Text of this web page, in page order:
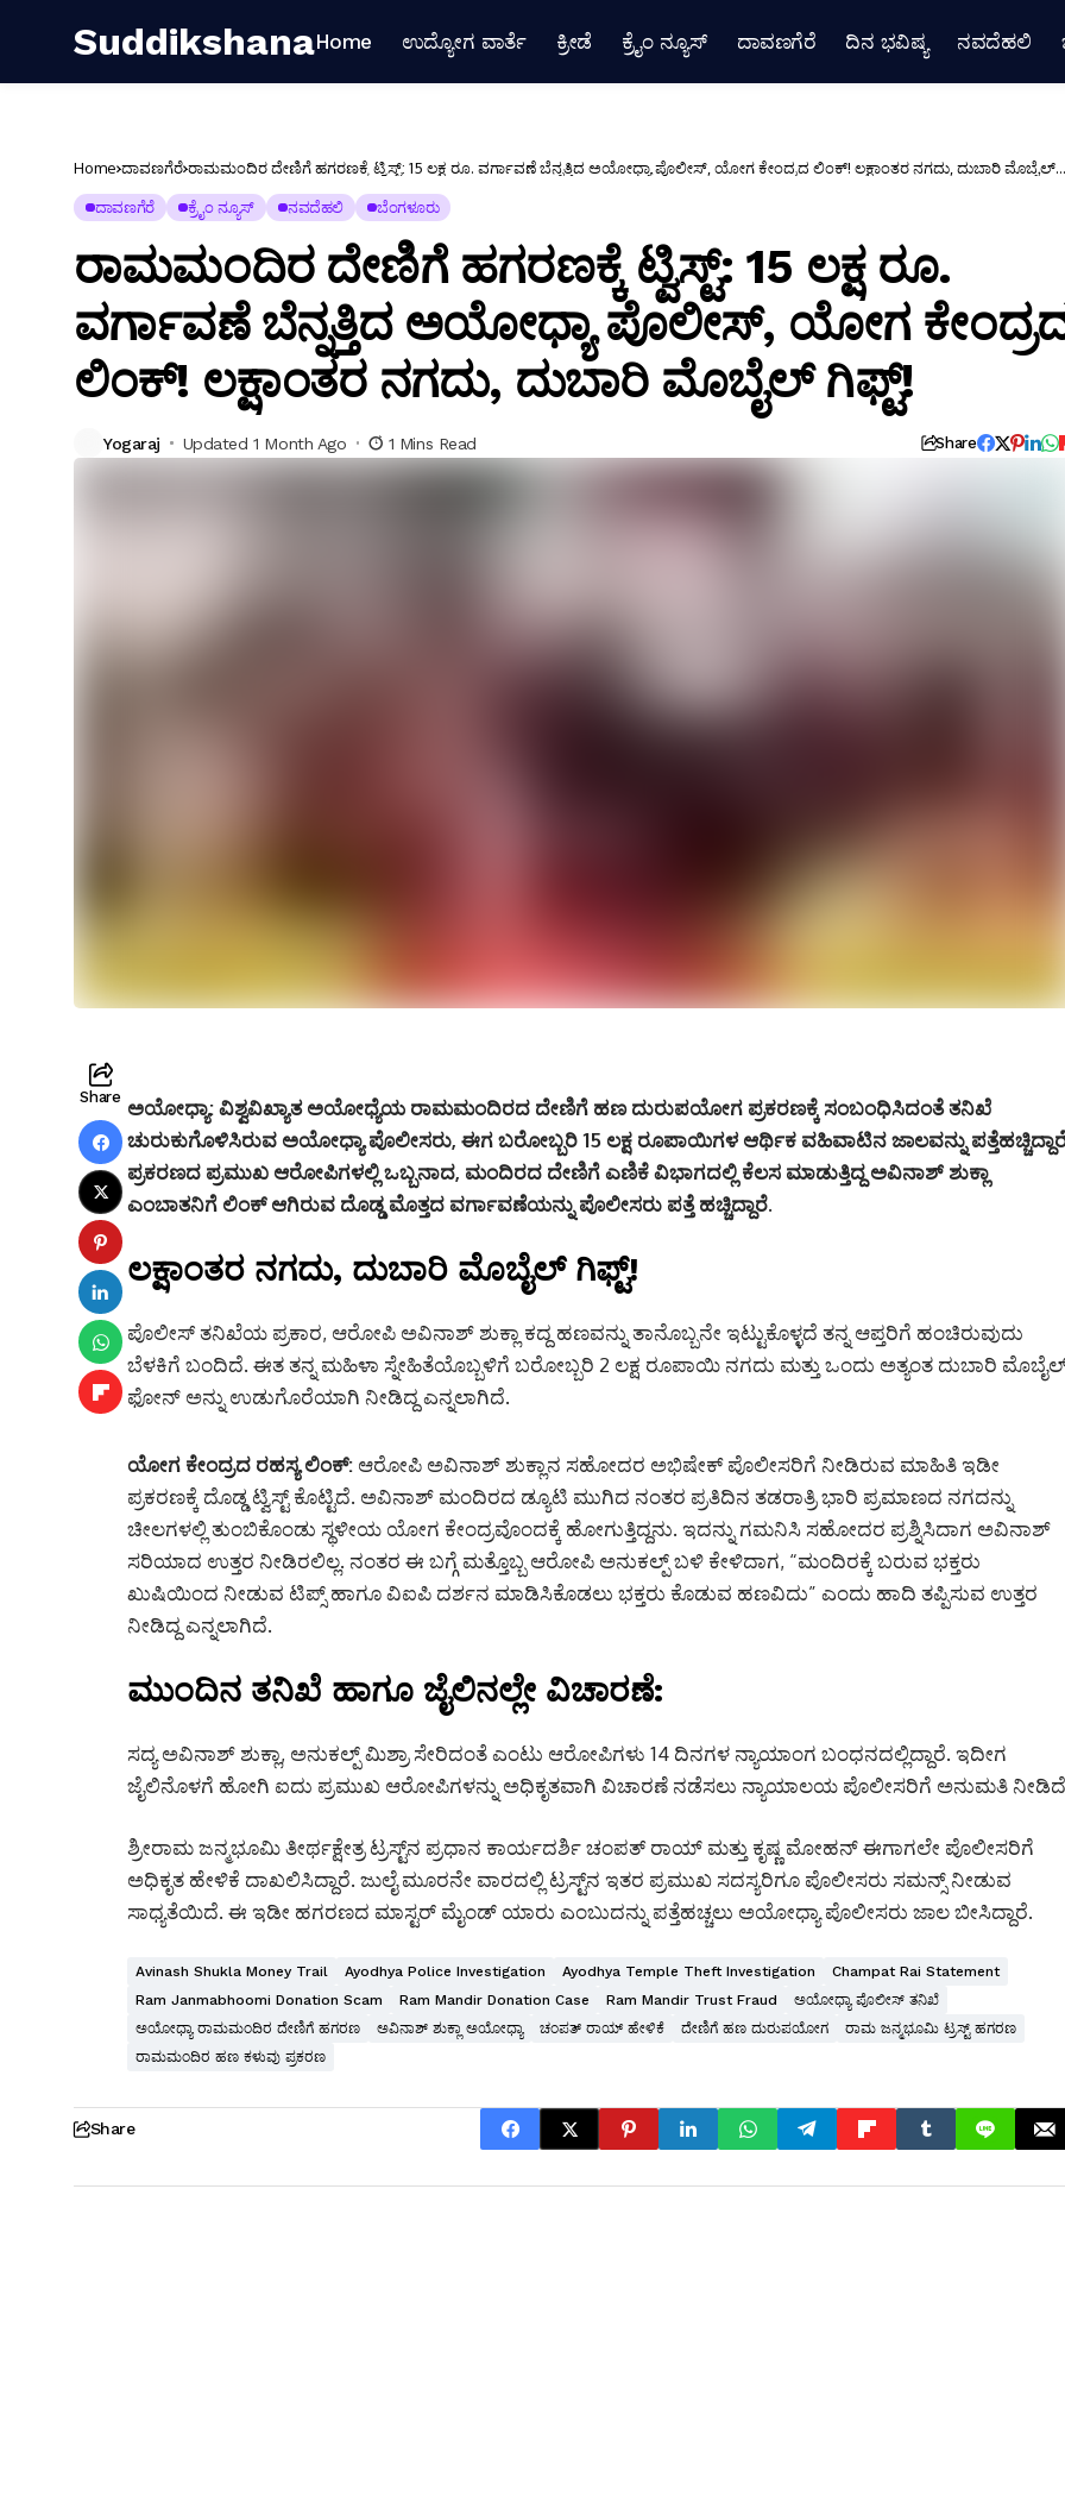
SuddikshanaHome ಉದ್ಯೋಗ ವಾರ್ತೆ ಕ್ರೀಡೆ ಕ್ರೈಂ ನ್ಯೂಸ್ ದಾವಣಗೆರೆ ದಿನ ಭವಿಷ್ಯ ನವದೆಹಲಿ
Home ದಾವಣಗೆರೆ ರಾಮಮಂದಿರ ದೇಣಿಗೆ ಹಗರಣಕ್ಕೆ ಟ್ವಿಸ್ಟ್: 15 ಲಕ್ಷ ರೂ. ವರ್ಗಾವಣೆ ಬೆನ್ನತ್ತಿದ ಅಯೋಧ್ಯಾ ಪೊಲೀಸ್, ಯೋಗ ಕೇಂದ್ರದ ಲಿಂಕ್! ಲಕ್ಷಾಂತರ ನಗದು, ದುಬಾರಿ ಮೊಬೈಲ್
ದಾವಣಗೆರೆ ಕ್ರೈಂ ನ್ಯೂಸ್ ನವದೆಹಲಿ ಬೆಂಗಳೂರು
ರಾಮಮಂದಿರ ದೇಣಿಗೆ ಹಗರಣಕ್ಕೆ ಟ್ವಿಸ್ಟ್: 15 ಲಕ್ಷ ರೂ.
ವರ್ಗಾವಣೆ ಬೆನ್ನತ್ತಿದ ಅಯೋಧ್ಯಾ ಪೊಲೀಸ್, ಯೋಗ
ಲಿಂಕ್! ಲಕ್ಷಾಂತರ ನಗದು, ದುಬಾರಿ ಮೊಬೈಲ್ ಗಿಫ್ಟ್!
Yogaraj Updated 1 Month Ago 1 Mins Read Share
Share ಅಯೋಧ್ಯಾ:ವಿಶ್ವವಿಖ್ಯಾತ ಅಯೋಧ್ಯೆಯ ರಾಮಮಂದಿರದ ದೇಣಿಗೆ ಹಣ ದುರುಪಯೋಗ ಪ್ರಕರಣಕ್ಕೆ ಸಂಬಂಧಿಸಿದಂತೆ ತನಿಖೆ
ಚುರುಕುಗೊಳಿಸಿರುವ ಅಯೋಧ್ಯಾ ಪೊಲೀಸರು, ಈಗ ಬರೋಬ್ಬರಿ 15 ಲಕ್ಷ ರೂಪಾಯಿಗಳ ಆರ್ಥಿಕ ವಹಿವಾಟಿನ ಜಾಲವನ್ನು
ಪ್ರಕರಣದ ಪ್ರಮುಖ ಆರೋಪಿಗಳಲ್ಲಿ ಒಬ್ಬನಾದ, ಮಂದಿರದ ದೇಣಿಗೆ ಎಣಿಕೆ ವಿಭಾಗದಲ್ಲಿ ಕೆಲಸ ಮಾಡುತ್ತಿದ್ದ ಅವಿನಾಶ್ ಶುಕ್ಲಾ
ಎಂಬಾತನಿಗೆ ಲಿಂಕ್ ಆಗಿರುವ ದೊಡ್ಡ ಮೊತ್ತದ ವರ್ಗಾವಣೆಯನ್ನು ಪೊಲೀಸರು ಪತ್ತೆ ಹಚ್ಚಿದ್ದಾರೆ.
ಲಕ್ಷಾಂತರ ನಗದು, ದುಬಾರಿ ಮೊಬೈಲ್ ಗಿಫ್ಟ್!
ಪೊಲೀಸ್ ತನಿಖೆಯ ಪ್ರಕಾರ, ಆರೋಪಿ ಅವಿನಾಶ್ ಶುಕ್ಲಾ ಕದ್ದ ಹಣವನ್ನು ತಾನೊಬ್ಬನೇ ಇಟ್ಟುಕೊಳ್ಳದೆ ತನ್ನ ಆಪ್ತರಿಗೆ ಹಂಚಿರುವುದು
ಬೆಳಕಿಗೆ ಬಂದಿದೆ. ಈತ ತನ್ನ ಮಹಿಳಾ ಸ್ನೇಹಿತೆಯೊಬ್ಬಳಿಗೆ ಬರೋಬ್ಬರಿ 2 ಲಕ್ಷ ರೂಪಾಯಿ ನಗದು ಮತ್ತು ಒಂದು ಅತ್ಯಂತ ದುಬಾರಿ
ಫೋನ್ ಅನ್ನು ಉಡುಗೊರೆಯಾಗಿ ನೀಡಿದ್ದ ಎನ್ನಲಾಗಿದೆ.
ಯೋಗ ಕೇಂದ್ರದ ರಹಸ್ಯ ಲಿಂಕ್: ಆರೋಪಿ ಅವಿನಾಶ್ ಶುಕ್ಲಾನ ಸಹೋದರ ಅಭಿಷೇಕ್ ಪೊಲೀಸರಿಗೆ ನೀಡಿರುವ ಮಾಹಿತಿ ಇಡೀ
ಪ್ರಕರಣಕ್ಕೆ ದೊಡ್ಡ ಟ್ವಿಸ್ಟ್ ಕೊಟ್ಟಿದೆ. ಅವಿನಾಶ್ ಮಂದಿರದ ಡ್ಯೂಟಿ ಮುಗಿದ ನಂತರ ಪ್ರತಿದಿನ ತಡರಾತ್ರಿ ಭಾರಿ ಪ್ರಮಾಣದ ನಗದನ್ನು
ಚೀಲಗಳಲ್ಲಿ ತುಂಬಿಕೊಂಡು ಸ್ಥಳೀಯ ಯೋಗ ಕೇಂದ್ರವೊಂದಕ್ಕೆ ಹೋಗುತ್ತಿದ್ದನು. ಇದನ್ನು ಗಮನಿಸಿ ಸಹೋದರ ಪ್ರಶ್ನಿಸಿದಾಗ ಅವಿನಾಶ್
ಸರಿಯಾದ ಉತ್ತರ ನೀಡಿರಲಿಲ್ಲ. ನಂತರ ಈ ಬಗ್ಗೆ ಮತ್ತೊಬ್ಬ ಆರೋಪಿ ಅನುಕಲ್ಪ್ ಬಳಿ ಕೇಳಿದಾಗ, “ಮಂದಿರಕ್ಕೆ ಬರುವ ಭಕ್ತರು
ಖುಷಿಯಿಂದ ನೀಡುವ ಟಿಪ್ಸ್ ಹಾಗೂ ವಿಐಪಿ ದರ್ಶನ ಮಾಡಿಸಿಕೊಡಲು ಭಕ್ತರು ಕೊಡುವ ಹಣವಿದು” ಎಂದು ಹಾದಿ ತಪ್ಪಿಸುವ ಉತ್ತರ
ನೀಡಿದ್ದ ಎನ್ನಲಾಗಿದೆ.
ಮುಂದಿನ ತನಿಖೆ ಹಾಗೂ ಜೈಲಿನಲ್ಲೇ ವಿಚಾರಣೆ:
ಸದ್ಯ ಅವಿನಾಶ್ ಶುಕ್ಲಾ, ಅನುಕಲ್ಪ್ ಮಿಶ್ರಾ ಸೇರಿದಂತೆ ಎಂಟು ಆರೋಪಿಗಳು 14 ದಿನಗಳ ನ್ಯಾಯಾಂಗ ಬಂಧನದಲ್ಲಿದ್ದಾರೆ. ಇದೀಗ
ಜೈಲಿನೊಳಗೆ ಹೋಗಿ ಐದು ಪ್ರಮುಖ ಆರೋಪಿಗಳನ್ನು ಅಧಿಕೃತವಾಗಿ ವಿಚಾರಣೆ ನಡೆಸಲು ನ್ಯಾಯಾಲಯ ಪೊಲೀಸರಿಗೆ ಅನುಮತಿ
ಶ್ರೀರಾಮ ಜನ್ಮಭೂಮಿ ತೀರ್ಥಕ್ಷೇತ್ರ ಟ್ರಸ್ಟ್‌ನ ಪ್ರಧಾನ ಕಾರ್ಯದರ್ಶಿ ಚಂಪತ್ ರಾಯ್ ಮತ್ತು ಕೃಷ್ಣ ಮೋಹನ್ ಈಗಾಗಲೇ ಪೊಲೀಸರಿಗೆ
ಅಧಿಕೃತ ಹೇಳಿಕೆ ದಾಖಲಿಸಿದ್ದಾರೆ. ಜುಲೈ ಮೂರನೇ ವಾರದಲ್ಲಿ ಟ್ರಸ್ಟ್‌ನ ಇತರ ಪ್ರಮುಖ ಸದಸ್ಯರಿಗೂ ಪೊಲೀಸರು ಸಮನ್ಸ್ ನೀಡುವ
ಸಾಧ್ಯತೆಯಿದೆ. ಈ ಇಡೀ ಹಗರಣದ ಮಾಸ್ಟರ್ ಮೈಂಡ್ ಯಾರು ಎಂಬುದನ್ನು ಪತ್ತೆಹಚ್ಚಲು ಅಯೋಧ್ಯಾ ಪೊಲೀಸರು ಜಾಲ ಬೀಸಿದ್ದಾರೆ.
Avinash Shukla Money Trail Ayodhya Police Investigation Ayodhya Temple Theft Investigation
Champat Rai Statement
Ram Janmabhoomi Donation Scam
Ram Mandir Donation Case Ram Mandir Trust Fraud
ಅಯೋಧ್ಯಾ ಪೊಲೀಸ್ ತನಿಖೆ
ಅಯೋಧ್ಯಾ ರಾಮಮಂದಿರ ದೇಣಿಗೆ ಹಗರಣ
ಅವಿನಾಶ್ ಶುಕ್ಲಾ ಅಯೋಧ್ಯಾ ಚಂಪತ್ ರಾಯ್ ಹೇಳಿಕೆ ದೇಣಿಗೆ ಹಣ ದುರುಪಯೋಗ
ರಾಮ ಜನ್ಮಭೂಮಿ ಟ್ರಸ್ಟ್ ಹಗರಣ
ರಾಮಮಂದಿರ ಹಣ ಕಳುವು ಪ್ರಕರಣ
Share